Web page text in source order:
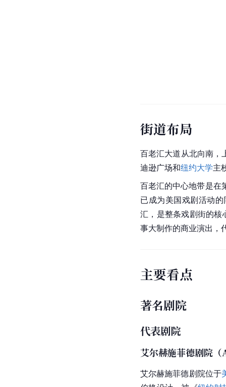
街道布局
百老汇大道从北向南，
迪逊广场和纽约大学主
百老汇的中心地带是在
已成为美国戏剧活动
汇，是整条戏剧街的
事大制作的商业演出，
主要看点
著名剧院
代表剧院
艾尔赫施菲德剧院
艾尔赫施菲德剧院位于